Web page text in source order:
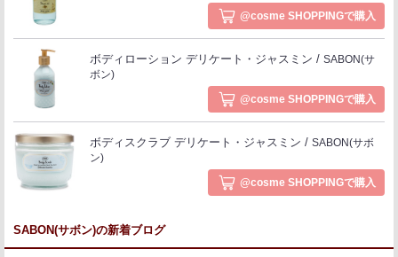
@cosme SHOPPINGで購入
ボディローション デリケート・ジャスミン
SABON(サ
ボン)
@cosme SHOPPINGで購入
ボディスクラブ デリケート・ジャスミン
SABON(サボ
ン)
@cosme SHOPPINGで購入
SABON(サボン)の新着ブログ